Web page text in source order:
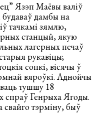
Язэп Маёвы валіў
будаваў дамбы на
тачкамі зямлю,
станцый, якую
лагерных печаў
рукавіцы;
сопкі, вісячы ў
вяроўкі. Аднойчы
тушшу 18
спраў Генрыха Ягоды.
тэрміну, быў